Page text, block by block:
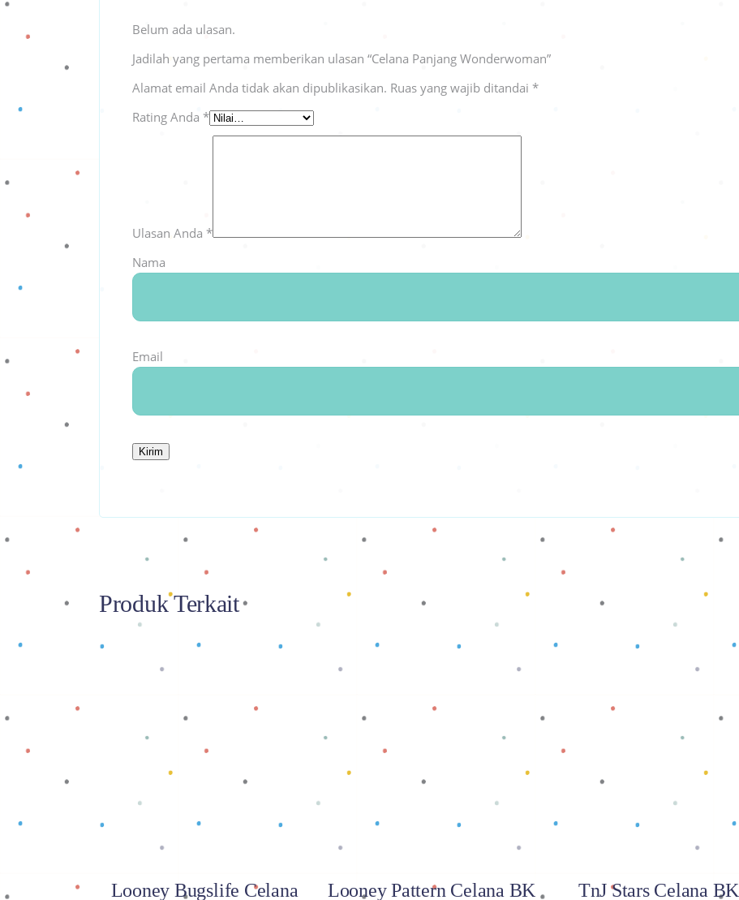
Belum ada ulasan.
Jadilah yang pertama memberikan ulasan “Celana Panjang Wonderwoman”
Alamat email Anda tidak akan dipublikasikan. Ruas yang wajib ditandai *
Rating Anda *
Ulasan Anda *
Nama
Email
Produk Terkait
Baca selengkapnya
Looney Bugslife Celana
Baca selengkapnya
Looney Pattern Celana BK TnJ Stars Celana BK